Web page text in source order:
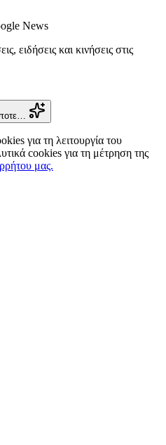
News
ειδήσεις και κινήσεις στις
για τη λειτουργία του
cookies για τη μέτρηση της
μας.